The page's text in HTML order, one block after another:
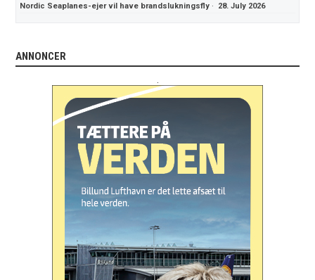
Nordic Seaplanes-ejer vil have brandslukningsfly · 28. July 2026
ANNONCER